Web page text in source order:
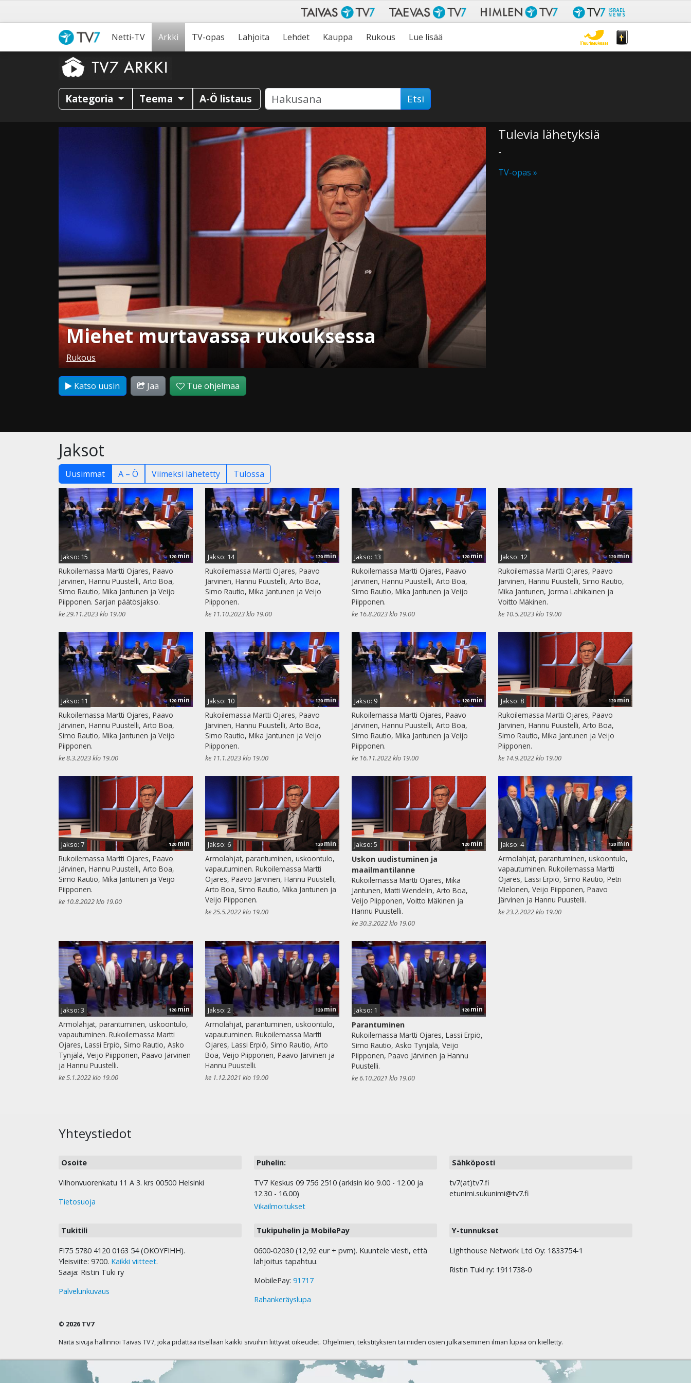
Netti-TV Arkki TV-opas Lahjoita Lehdet Kauppa Rukous Lue lisää
Kategoria Teema A-Ö listaus Etsi
Miehet murtavassa rukouksessa
Rukous
Katso uusin Jaa Tue ohjelmaa
Tulevia lähetyksiä
-
TV-opas »
Jaksot
Uusimmat A – Ö Viimeksi lähetetty Tulossa
Jakso: 15 120min
Rukoilemassa Martti Ojares, Paavo
Järvinen, Hannu Puustelli, Arto Boa,
Simo Rautio, Mika Jantunen ja Veijo
Piipponen. Sarjan päätösjakso.
ke 29.11.2023 klo 19.00
Jakso: 14 120min
Rukoilemassa Martti Ojares, Paavo
Järvinen, Hannu Puustelli, Arto Boa,
Simo Rautio, Mika Jantunen ja Veijo
Piipponen.
ke 11.10.2023 klo 19.00
Jakso: 13 120min
Rukoilemassa Martti Ojares, Paavo
Järvinen, Hannu Puustelli, Arto Boa,
Simo Rautio, Mika Jantunen ja Veijo
Piipponen.
ke 16.8.2023 klo 19.00
Jakso: 12 120min
Rukoilemassa Martti Ojares, Paavo
Järvinen, Hannu Puustelli, Simo Rautio,
Mika Jantunen, Jorma Lahikainen ja
Voitto Mäkinen.
ke 10.5.2023 klo 19.00
Jakso: 11 120min
Rukoilemassa Martti Ojares, Paavo
Järvinen, Hannu Puustelli, Arto Boa,
Simo Rautio, Mika Jantunen ja Veijo
Piipponen.
ke 8.3.2023 klo 19.00
Jakso: 10 120min
Rukoilemassa Martti Ojares, Paavo
Järvinen, Hannu Puustelli, Arto Boa,
Simo Rautio, Mika Jantunen ja Veijo
Piipponen.
ke 11.1.2023 klo 19.00
Jakso: 9 120min
Rukoilemassa Martti Ojares, Paavo
Järvinen, Hannu Puustelli, Arto Boa,
Simo Rautio, Mika Jantunen ja Veijo
Piipponen.
ke 16.11.2022 klo 19.00
Jakso: 8 120 min
Rukoilemassa Martti Ojares, Paavo
Järvinen, Hannu Puustelli, Arto Boa,
Simo Rautio, Mika Jantunen ja Veijo
Piipponen.
ke 14.9.2022 klo 19.00
Jakso: 7 120min
Rukoilemassa Martti Ojares, Paavo
Järvinen, Hannu Puustelli, Arto Boa,
Simo Rautio, Mika Jantunen ja Veijo
Piipponen.
ke 10.8.2022 klo 19.00
Jakso: 6 120min
Armolahjat, parantuminen, uskoontulo,
vapautuminen. Rukoilemassa Martti
Ojares, Paavo Järvinen, Hannu Puustelli,
Arto Boa, Simo Rautio, Mika Jantunen ja
Veijo Piipponen.
ke 25.5.2022 klo 19.00
Jakso: 5 120min
Uskon uudistuminen ja
maailmantilanne
Rukoilemassa Martti Ojares, Mika
Jantunen, Matti Wendelin, Arto Boa,
Veijo Piipponen, Voitto Mäkinen ja
Hannu Puustelli.
ke 30.3.2022 klo 19.00
Jakso: 4 120min
Armolahjat, parantuminen, uskoontulo,
vapautuminen. Rukoilemassa Martti
Ojares, Lassi Erpiö, Simo Rautio, Petri
Mielonen, Veijo Piipponen, Paavo
Järvinen ja Hannu Puustelli.
ke 23.2.2022 klo 19.00
Jakso: 3 120 min
Armolahjat, parantuminen, uskoontulo,
vapautuminen. Rukoilemassa Martti
Ojares, Lassi Erpiö, Simo Rautio, Asko
Tynjälä, Veijo Piipponen, Paavo Järvinen
ja Hannu Puustelli.
ke 5.1.2022 klo 19.00
Jakso: 2 120 min
Armolahjat, parantuminen, uskoontulo,
vapautuminen. Rukoilemassa Martti
Ojares, Lassi Erpiö, Simo Rautio, Arto
Boa, Veijo Piipponen, Paavo Järvinen ja
Hannu Puustelli.
ke 1.12.2021 klo 19.00
Jakso: 1 120 min
Parantuminen
Rukoilemassa Martti Ojares, Lassi Erpiö,
Simo Rautio, Asko Tynjälä, Veijo
Piipponen, Paavo Järvinen ja Hannu
Puustelli.
ke 6.10.2021 klo 19.00
Yhteystiedot
Osoite
Vilhonvuorenkatu 11 A 3. krs 00500 Helsinki
Tietosuoja
Puhelin:
TV7 Keskus 09 756 2510 (arkisin klo 9.00 - 12.00 ja
12.30 - 16.00)
Vikailmoitukset
Sähköposti
tv7(at)tv7.fi
etunimi.sukunimi@tv7.fi
Tukitili
FI75 5780 4120 0163 54 (OKOYFIHH).
Yleisviite: 9700. Kaikki viitteet.
Saaja: Ristin Tuki ry
Palvelunkuvaus
Tukipuhelin ja MobilePay
0600-02030 (12,92 eur + pvm). Kuuntele viesti, että
lahjoitus tapahtuu.
MobilePay: 91717
Rahankeräyslupa
Y-tunnukset
Lighthouse Network Ltd Oy: 1833754-1
Ristin Tuki ry: 1911738-0
© 2026 TV7
Näitä sivuja hallinnoi Taivas TV7, joka pidättää itsellään kaikki sivuihin liittyvät oikeudet. Ohjelmien, tekstityksien tai niiden osien julkaiseminen ilman lupaa on kielletty.